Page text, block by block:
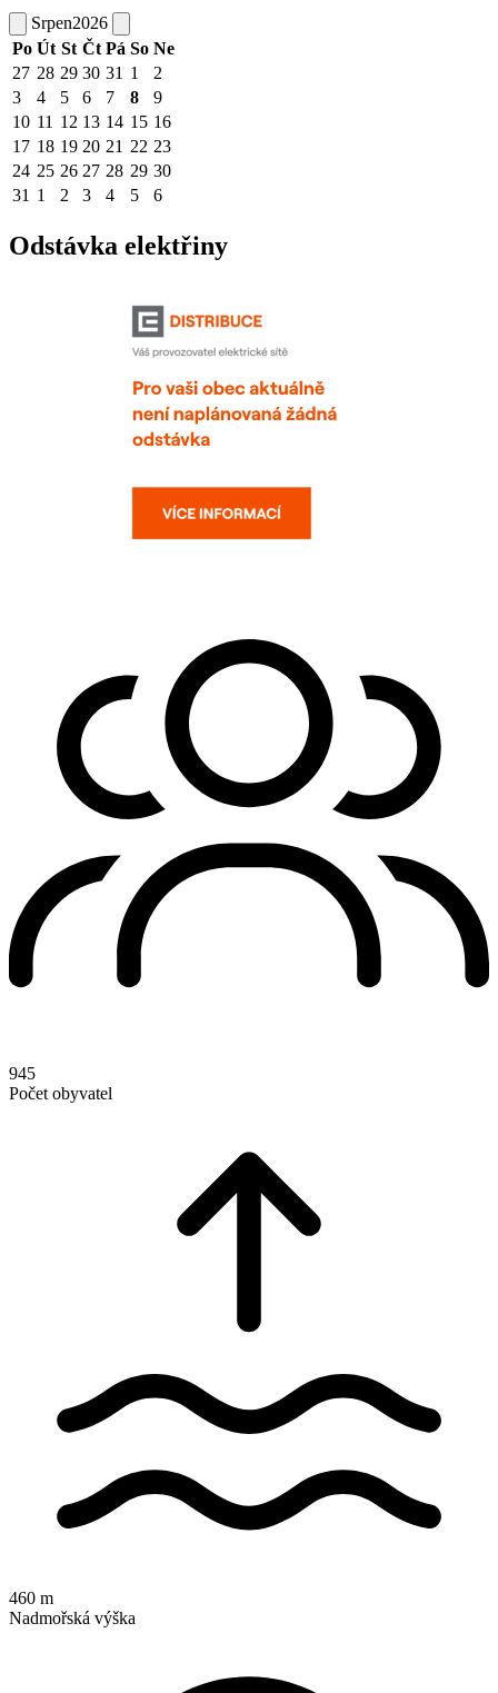
Srpen2026
Po Út St Čt Pá So Ne
27 28 29 30 31 1
2
3
4 5 6 7 8
9
10 11 12 13 14 15 16
17 18 19 20 21 22 23
24 25 26 27 28 29 30
31 1 2 3 4 5 6
Odstávka elektřiny
945
Počet obyvatel
460 m
Nadmořská výška